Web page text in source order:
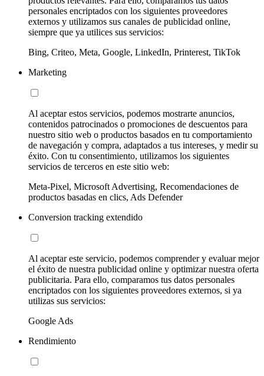
personales encriptados con los siguientes proveedores
externos y utilizamos sus canales de publicidad online,
siempre que ya utilices sus servicios:
Bing, Criteo, Meta, Google, LinkedIn, Printerest, TikTok
Marketing
Al aceptar estos servicios, podemos mostrarte anuncios,
contenidos patrocinados o promociones de descuentos para
nuestro sitio web o productos basados en tu comportamiento
de navegación y compra, adaptados a tus intereses, y medir su
éxito. Con tu consentimiento, utilizamos los siguientes
servicios de terceros en este sitio web:
Meta-Pixel, Microsoft Advertising, Recomendaciones de
productos basadas en clics, Ads Defender
Conversion tracking extendido
Al aceptar este servicio, podemos comprender y evaluar mejor
el éxito de nuestra publicidad online y optimizar nuestra oferta
publicitaria. Para ello, comparamos tus datos personales
encriptados con los siguientes proveedores externos, si ya
utilizas sus servicios:
Google Ads
Rendimiento